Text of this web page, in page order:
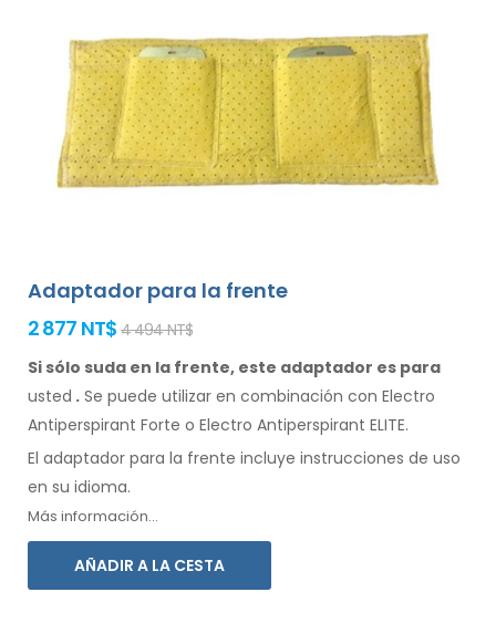
Adaptador para la frente
2 877 NT$ 4 494 NT$
Si sólo suda en la frente, este adaptador es para
usted . Se puede utilizar en combinación con Electro
Antiperspirant Forte o Electro Antiperspirant ELITE.
El adaptador para la frente incluye instrucciones de uso
en su idioma.
Más información...
AÑADIR A LA CESTA